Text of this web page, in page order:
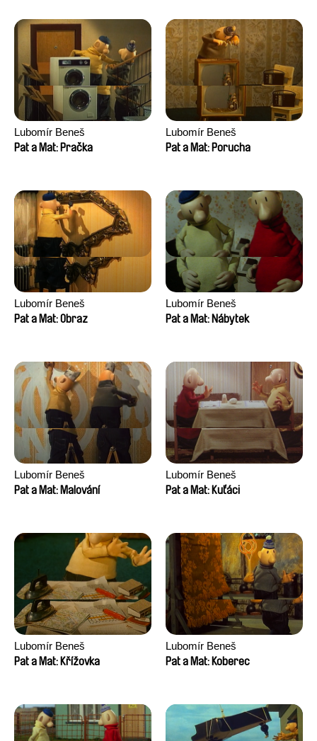
Lubomír Beneš
Pat a Mat: Pračka
Lubomír Beneš
Pat a Mat: Porucha
Lubomír Beneš
Pat a Mat: Obraz
Lubomír Beneš
Pat a Mat: Nábytek
Lubomír Beneš
Pat a Mat: Malování
Lubomír Beneš
Pat a Mat: Kuťáci
Lubomír Beneš
Pat a Mat: Křížovka
Lubomír Beneš
Pat a Mat: Koberec